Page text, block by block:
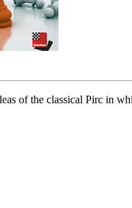
of the classical Pirc in